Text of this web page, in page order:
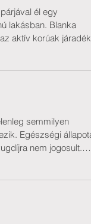
él egy
lakásban. Blanka
aktív korúak
semmilyen
Egészségi állapota
nem jogosult.